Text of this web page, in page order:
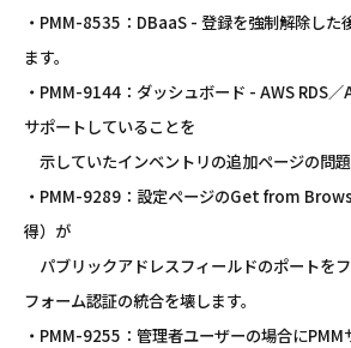
・PMM-8535：DBaaS - 登録を強制解除した
ます。
・PMM-9144：ダッシュボード - AWS RDS
サポートしていることを
示していたインベントリの追加ページの問題
・PMM-9289：設定ページのGet from
得）が
パブリックアドレスフィールドのポートを
フォーム認証の統合を壊します。
・PMM-9255：管理者ユーザーの場合に